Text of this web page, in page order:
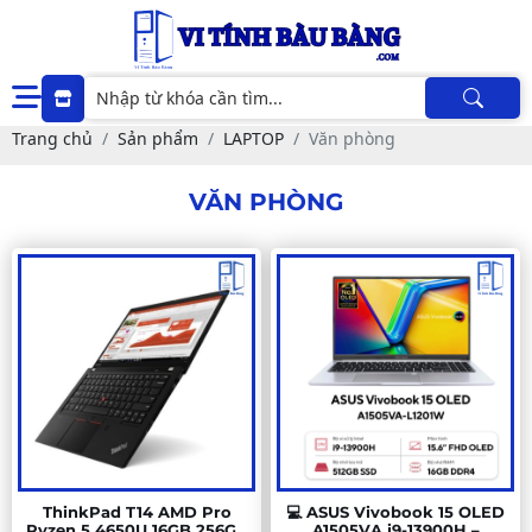
Trang chủ Sản phẩm LAPTOP Văn phòng
VĂN PHÒNG
ThinkPad T14 AMD Pro
💻 ASUS Vivobook 15 OLED